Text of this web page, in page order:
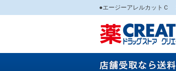
●エージーアレルカットＣ